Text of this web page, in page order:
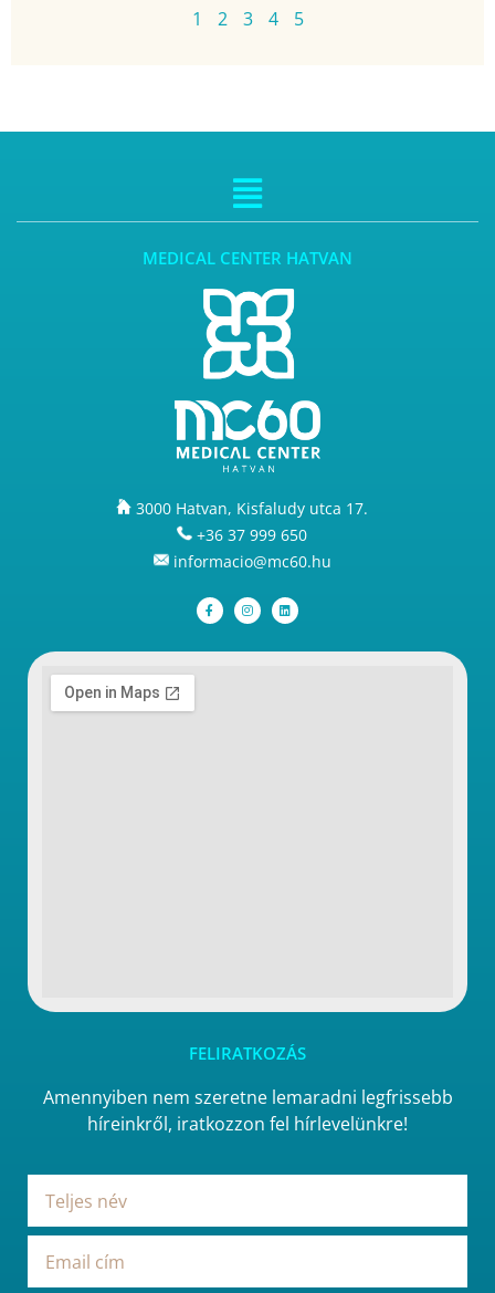
1 2 3 4 5
MEDICAL CENTER HATVAN
3000 Hatvan, Kisfaludy utca 17.
+36 37 999 650
informacio@mc60.hu
FELIRATKOZÁS
Amennyiben nem szeretne lemaradni legfrissebb
híreinkről, iratkozzon fel hírlevelünkre!